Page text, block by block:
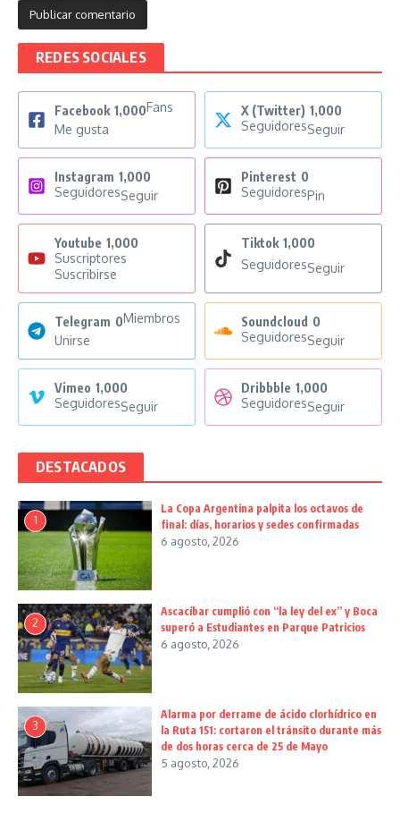
REDES SOCIALES
Facebook 1,000Fans
Me gusta
X (Twitter) 1,000
SeguidoresSeguir
Instagram 1,000
SeguidoresSeguir
Pinterest 0
SeguidoresPin
Youtube 1,000
Suscriptores
Suscribirse
Tiktok 1,000
SeguidoresSeguir
Telegram 0Miembros
Unirse
Soundcloud 0
SeguidoresSeguir
Vimeo 1,000
SeguidoresSeguir
Dribbble 1,000
SeguidoresSeguir
DESTACADOS
1
La Copa Argentina palpita los octavos de
final: días, horarios y sedes confirmadas
6 agosto, 2026
2
Ascacíbar cumplió con “la ley del ex” y Boca
superó a Estudiantes en Parque Patricios
6 agosto, 2026
3
Alarma por derrame de ácido clorhídrico en
la Ruta 151: cortaron el tránsito durante más
de dos horas cerca de 25 de Mayo
5 agosto, 2026